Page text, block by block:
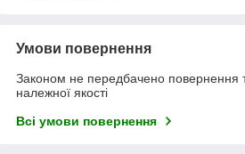
Умови повернення
Законом не передбачено повернення
належної якості
Всі умови повернення